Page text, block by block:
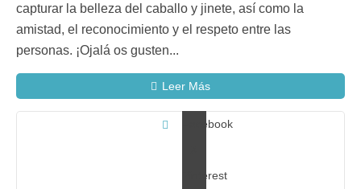
capturar la belleza del caballo y jinete, así como la
amistad, el reconocimiento y el respeto entre las
personas. ¡Ojalá os gusten...
Leer Más
Facebook
Pinterest